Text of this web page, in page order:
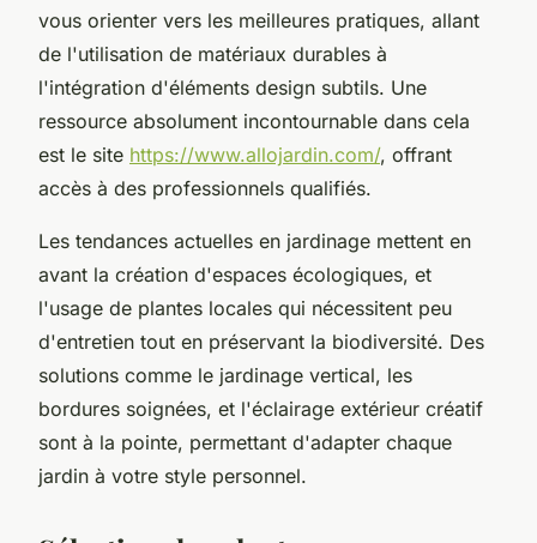
vous orienter vers les meilleures pratiques, allant
de l'utilisation de matériaux durables à
l'intégration d'éléments design subtils. Une
ressource absolument incontournable dans cela
est le site https://www.allojardin.com/, offrant
accès à des professionnels qualifiés.
Les tendances actuelles en jardinage mettent en
avant la création d'espaces écologiques, et
l'usage de plantes locales qui nécessitent peu
d'entretien tout en préservant la biodiversité. Des
solutions comme le jardinage vertical, les
bordures soignées, et l'éclairage extérieur créatif
sont à la pointe, permettant d'adapter chaque
jardin à votre style personnel.